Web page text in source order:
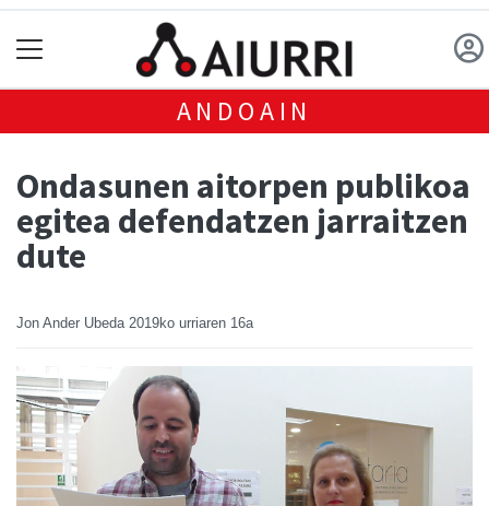
ANDOAIN
Ondasunen aitorpen publikoa
egitea defendatzen jarraitzen
dute
Jon Ander Ubeda 2019ko urriaren 16a